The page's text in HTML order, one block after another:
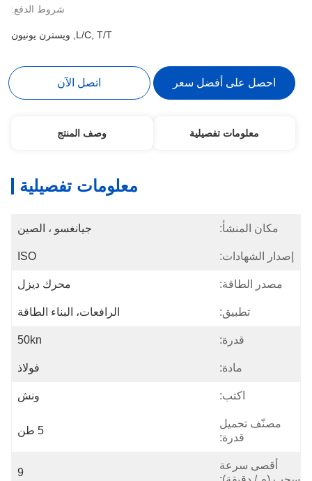
شروط الدفع:
L/C, T/T, ويسترن يونيون
احصل على أفضل سعر اتصل الآن
معلومات تفصيلية وصف المنتج
معلومات تفصيلية
مكان المنشأ: جيانغسو ، الصين
إصدار الشهادات: ISO
مصدر الطاقة: محرك ديزل
تطبيق: الرافعات، البناء الطاقة
قدرة: 50kn
مادة: فولاذ
اكتب: ونش
مصنّف تحميل
قدرة:
5 طن
أقصى سرعة
9